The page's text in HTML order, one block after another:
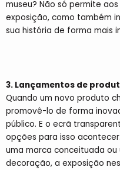
museu? Não só permite
exposição, como também
sua história de forma mais
3. Lançamentos de
Quando um novo produto
promovê-lo de forma
público. E o ecrã
opções para isso
uma marca conceituada
decoração, a exposição